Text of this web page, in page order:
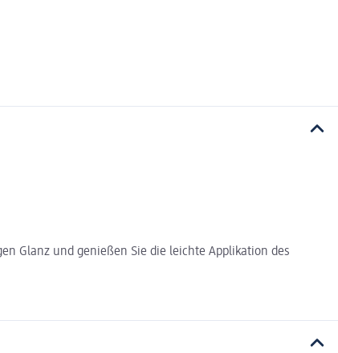
Glanz und genießen Sie die leichte Applikation des